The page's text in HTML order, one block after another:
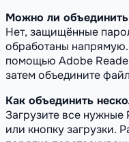
Можно ли
Нет, защищённые
обработаны
помощью Adobe
затем объедините
Как объединить
Загрузите все
или кнопку загрузки.